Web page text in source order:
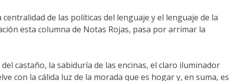
de las políticas del lenguaje y el lenguaje de la
esta columna de Notas Rojas, pasa por arrimar la
castaño, la sabiduría de las encinas, el claro iluminador
con la cálida luz de la morada que es hogar y, en suma, es